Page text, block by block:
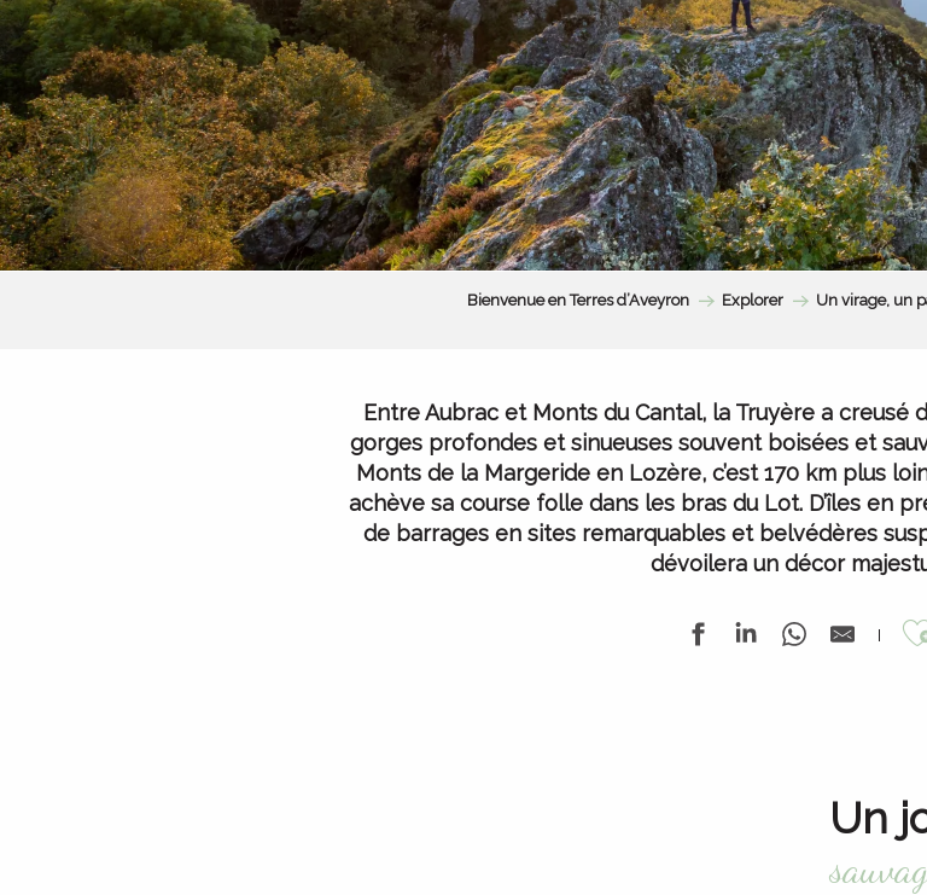
Bienvenue en Terres d’Aveyron Explorer Un virage, un
EntreAubracet Monts du Cantal, la Truyèrea creusé
gorges profondes et sinueuses souvent boisées et
Monts de la Margeride en Lozère, c’est 170 km plus
achève sa course folle dans les bras duLot. D’îles en
de barragesen sites remarquables et belvédères
dévoilera un décor
Un